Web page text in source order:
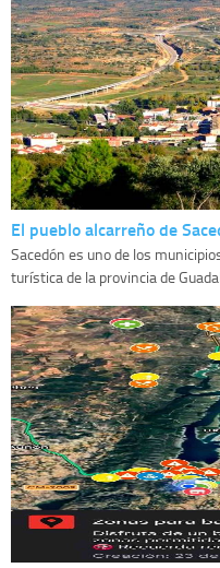
El pueblo alcarreño de
Sacedón es uno de los
turística de la provincia de